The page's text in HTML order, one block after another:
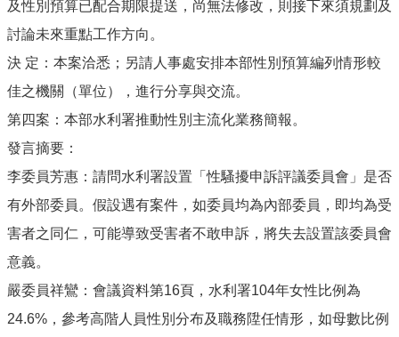
及性別預算已配合期限提送，尚無法修改，則接下來須規劃及
討論未來重點工作方向。
決 定：本案洽悉；另請人事處安排本部性別預算編列情形較
佳之機關（單位），進行分享與交流。
第四案：本部水利署推動性別主流化業務簡報。
發言摘要：
李委員芳惠：請問水利署設置「性騷擾申訴評議委員會」是否
有外部委員。假設遇有案件，如委員均為內部委員，即均為受
害者之同仁，可能導致受害者不敢申訴，將失去設置該委員會
意義。
嚴委員祥鸞：會議資料第16頁，水利署104年女性比例為
24.6%，參考高階人員性別分布及職務陞任情形，如母數比例